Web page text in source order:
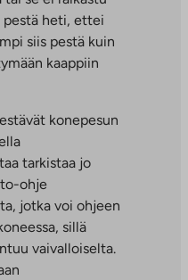
pestä heti, ettei
siis pestä kuin
kaappiin
konepesun
tarkistaa jo
ohje
jotka voi ohjeen
sillä
vaivalloiselta.